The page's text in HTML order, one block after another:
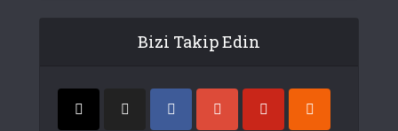
Bizi Takip Edin